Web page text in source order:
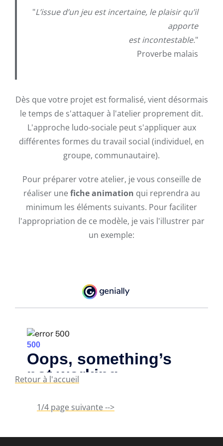
"L’issue d’un jeu est incertaine, le plaisir qu’il
apporte
est incontestable."
Proverbe malais
Dès que votre projet est formalisé, vient désormais
le temps de s'attaquer à l'atelier proprement dit.
L'approche ludo-sociale peut s'appliquer aux
différentes formes du travail social (individuel, en
groupe, communautaire).
Pour préparer votre atelier, je vous conseille de
réaliser unefiche animation qui reprendra au
minimum les éléments suivants. Pour faciliter
l'appropriation de ce modèle, je vais l'illustrer par
un exemple:
Retour à l'accueil
1/4 page suivante -->